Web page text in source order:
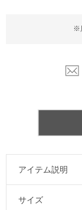
※
アイテム説明
サイズ